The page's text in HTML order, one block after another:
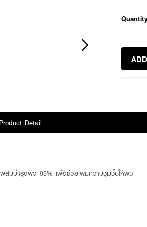
Product Detail
สมบำรุงผิว 95% เพื่อช่วยเพิ่มความชุ่มชื้นให้ผิว